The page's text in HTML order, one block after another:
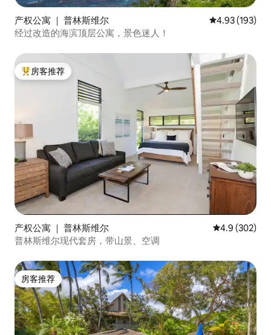
产权公寓 ｜ 普林斯维尔 平均评分 4.93
4.93 (193)
经过改造的海滨顶层公寓，景色迷人！
热门「房客推荐」
房客推荐
产权公寓 ｜ 普林斯维尔 平均评分 4.9
4.9 (302)
普林斯维尔现代套房，带山景、空调
房客推荐
房客推荐